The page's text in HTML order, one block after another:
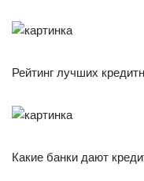
Рейтинг лучших
Какие банки дают